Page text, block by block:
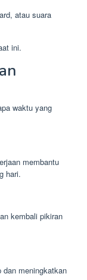
atau suara
ini.
waktu yang
membantu
hari.
kembali pikiran
dan meningkatkan